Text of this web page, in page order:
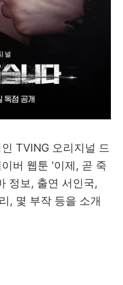
TVING 오리지널 드
버 웹툰 '이제, 곧 죽
정보, 출연 서인국,
, 몇 부작 등을 소개